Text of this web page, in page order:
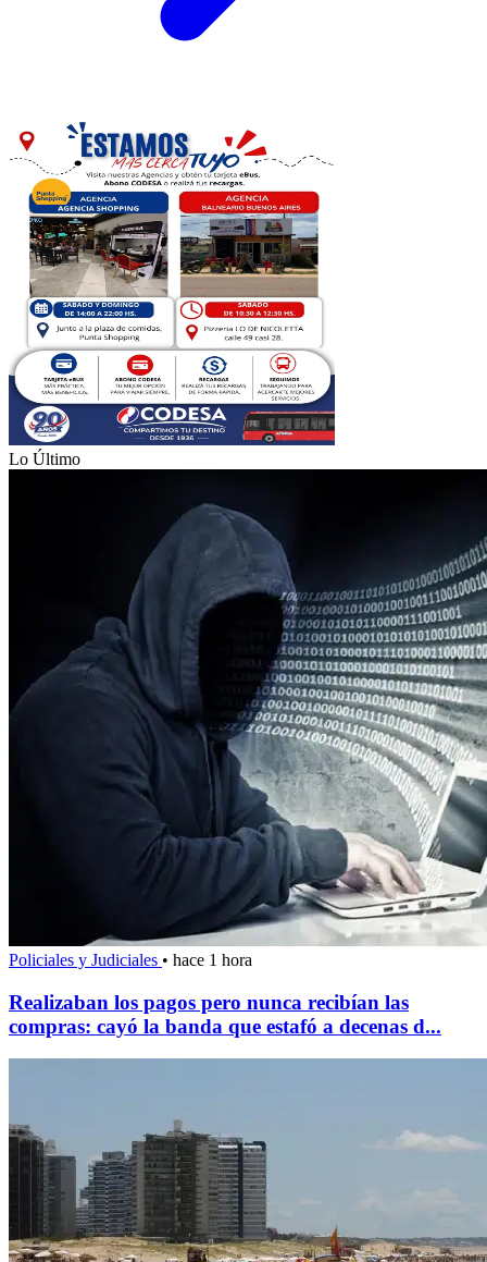
Lo Último
Policiales y Judiciales • hace 1 hora
Realizaban los pagos pero nunca recibían las
compras: cayó la banda que estafó a decenas d...